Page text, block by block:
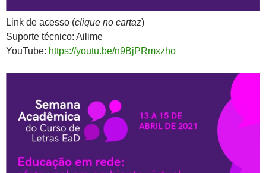
Link de acesso (clique no cartaz)
Suporte técnico: Ailime
YouTube: https://youtu.be/n9BjPRmxzho